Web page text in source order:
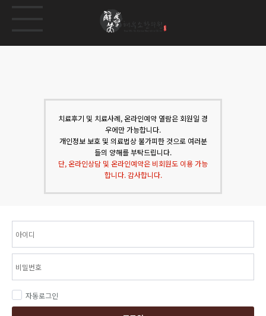
치료후기 및 치료사례, 온라인예약 열람은 회원일 경
우에만 가능합니다.
개인정보 보호 및 의료법상 불가피한 것으로 여러분
들의 양해를 부탁드립니다.
단, 온라인상담 및 온라인예약은 비회원도 이용 가능
합니다. 감사합니다.
자동로그인